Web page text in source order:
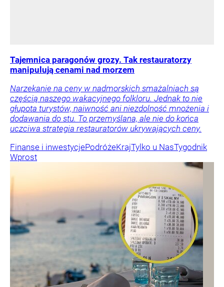
Tajemnica paragonów grozy. Tak restauratorzy
manipulują cenami nad morzem
Narzekanie na ceny w nadmorskich smażalniach są
częścią naszego wakacyjnego folkloru. Jednak to nie
głupota turystów, naiwność ani niezdolność mnożenia i
dodawania do stu. To przemyślana, ale nie do końca
uczciwa strategia restauratorów ukrywających ceny.
Finanse i inwestycjePodróżeKrajTylko u NasTygodnik
Wprost